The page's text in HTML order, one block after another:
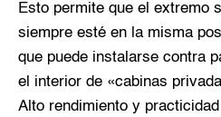
Esto permite que el extremo
siempre esté en la misma
que puede instalarse contra
el interior de «cabinas
Alto rendimiento y